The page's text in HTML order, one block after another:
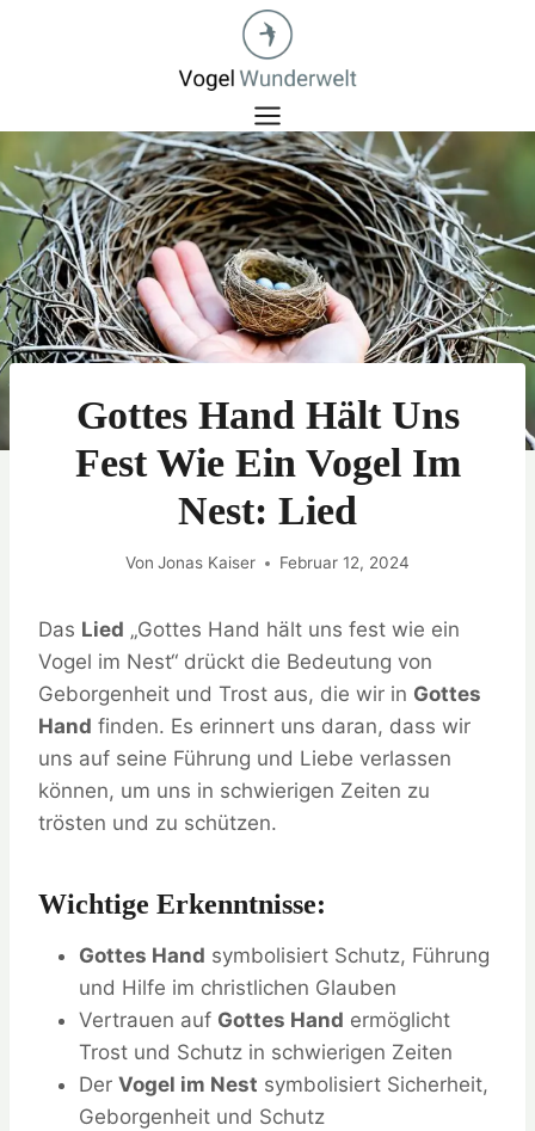
Gottes Hand Hält Uns
Fest Wie Ein Vogel Im
Nest: Lied
Von Jonas Kaiser Februar 12, 2024
Das Lied „Gottes Hand hält uns fest wie ein
Vogel im Nest“ drückt die Bedeutung von
Geborgenheit und Trost aus, die wir in Gottes
Hand finden. Es erinnert uns daran, dass wir
uns auf seine Führung und Liebe verlassen
können, um uns in schwierigen Zeiten zu
trösten und zu schützen.
Wichtige Erkenntnisse:
Gottes Hand symbolisiert Schutz, Führung
und Hilfe im christlichen Glauben
Vertrauen auf Gottes Hand ermöglicht
Trost und Schutz in schwierigen Zeiten
Der Vogel im Nest symbolisiert Sicherheit,
Geborgenheit und Schutz